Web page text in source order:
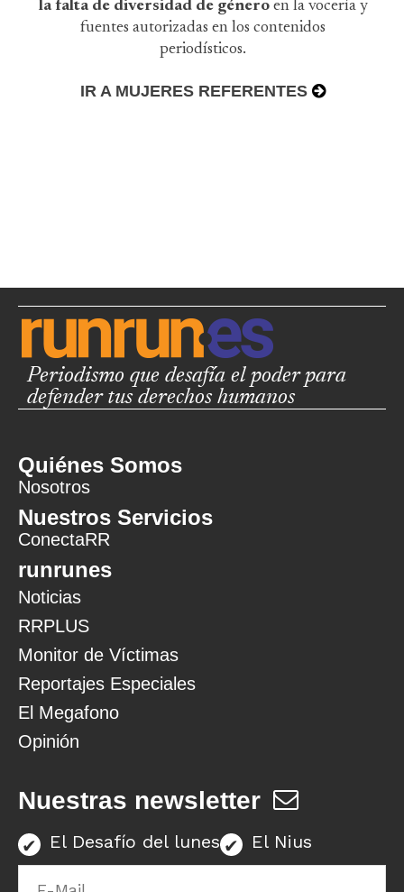
la falta de diversidad de género en la vocería y
fuentes autorizadas en los contenidos
periodísticos.
IR A MUJERES REFERENTES
Periodismo que desafía el poder para
defender tus derechos humanos
Quiénes Somos
Nosotros
Nuestros Servicios
ConectaRR
runrunes
Noticias
RRPLUS
Monitor de Víctimas
Reportajes Especiales
El Megafono
Opinión
Nuestras newsletter
El Desafío del lunes El Nius